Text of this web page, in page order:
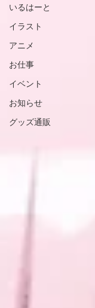
いるはーと
イラスト
アニメ
お仕事
イベント
お知らせ
グッズ通販